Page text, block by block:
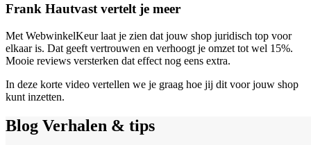
Frank Hautvast vertelt je meer
Met WebwinkelKeur laat je zien dat jouw shop juridisch top voor
elkaar is. Dat geeft vertrouwen en verhoogt je omzet tot wel 15%.
Mooie reviews versterken dat effect nog eens extra.
In deze korte video vertellen we je graag hoe jij dit voor jouw shop
kunt inzetten.
Blog Verhalen & tips